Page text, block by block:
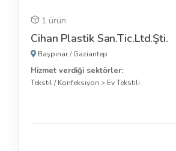
1 ürün
Cihan Plastik San.Tic.Ltd.Şti.
Başpınar/Gaziantep
Hizmet verdiği sektörler:
Tekstil / Konfeksiyon > Ev Tekstili